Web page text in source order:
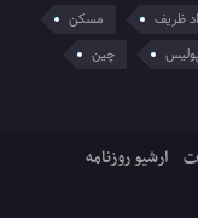
ظریف
مسکن
چین
ارشیو روزنامه